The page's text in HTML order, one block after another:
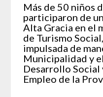
Más de 50 niños
participaron de
Alta Gracia en el
de Turismo
impulsada de
Municipalidad y
Desarrollo
Empleo de la